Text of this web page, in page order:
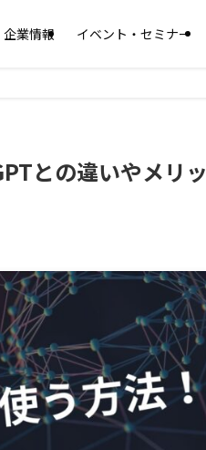
企業情報 イベント・セミナー
との違いやメリッ